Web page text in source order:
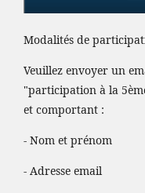
Modalités de
Veuillez envoyer un
"participation à la
et comportant :
- Nom et prénom
- Adresse email